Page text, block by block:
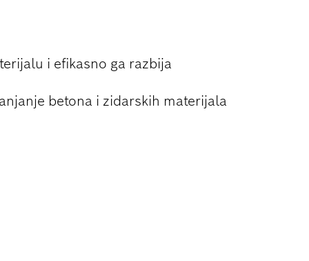
i efikasno ga razbija
betona i zidarskih materijala